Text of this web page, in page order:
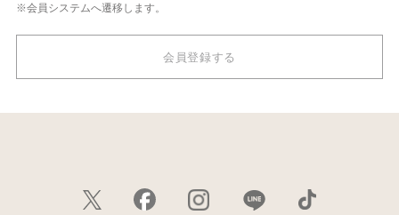
※会員システムへ遷移します。
会員登録する